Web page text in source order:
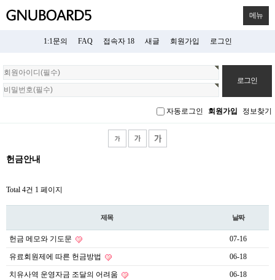
메뉴
1:1문의 FAQ 접속자 18 새글 회원가입 로그인
회
원
로
자동로그인 회원가입 정보찾기
헌금안내
Total 4건 1 페이지
제목 날짜
헌금 메모와 기도문 07-16
유료회원제에 따른 헌금방법 06-18
치유사역 운영자금 조달의 어려움 06-18